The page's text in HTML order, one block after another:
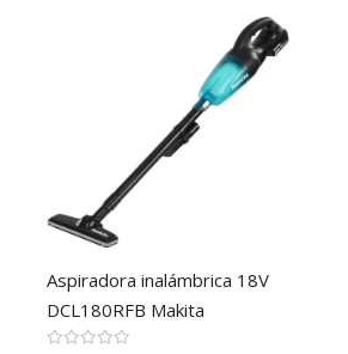
Aspiradora inalámbrica 18V
DCL180RFB Makita